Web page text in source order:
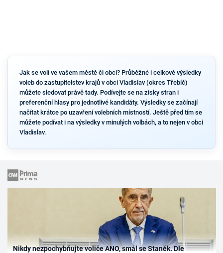
Jak se volí ve vašem městě či obci? Průběžné i celkové výsledky
voleb do zastupitelstev krajů v obci Vladislav (okres Třebíč)
můžete sledovat právě tady. Podívejte se na zisky stran i
preferenční hlasy pro jednotlivé kandidáty. Výsledky se začínají
načítat krátce po uzavření volebních místností. Ještě před tím se
můžete podívat i na výsledky v minulých volbách, a to nejen v obci
Vladislav.
Nikdy nezpochybňujte voliče ANO, smál se Staněk. Dle